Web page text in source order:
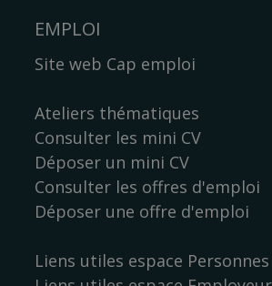
EMPLOI
Site web Cap emploi
Ateliers thématiques
Consulter les mini CV
Déposer un mini CV
Consulter les offres d'emploi
Déposer une offre d'emploi
Liens utiles espace